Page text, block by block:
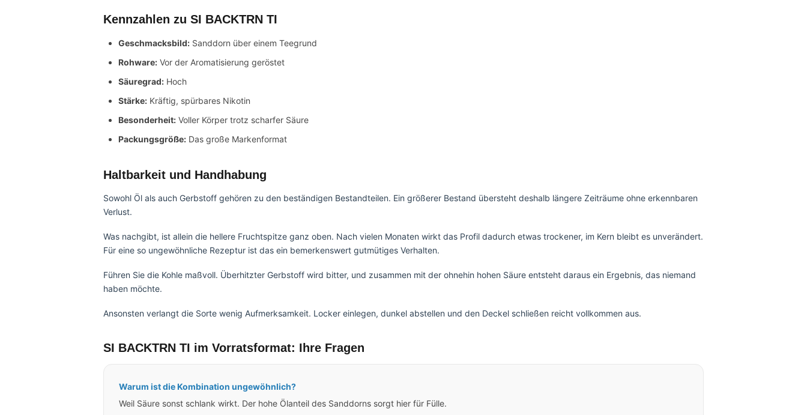
Kennzahlen zu SI BACKTRN TI
Geschmacksbild: Sanddorn über einem Teegrund
Rohware: Vor der Aromatisierung geröstet
Säuregrad: Hoch
Stärke: Kräftig, spürbares Nikotin
Besonderheit: Voller Körper trotz scharfer Säure
Packungsgröße: Das große Markenformat
Haltbarkeit und Handhabung
Sowohl Öl als auch Gerbstoff gehören zu den beständigen Bestandteilen. Ein größerer Bestand übersteht deshalb längere Zeiträume ohne erkennbaren
Verlust.
Was nachgibt, ist allein die hellere Fruchtspitze ganz oben. Nach vielen Monaten wirkt das Profil dadurch etwas trockener, im Kern bleibt es unverändert.
Für eine so ungewöhnliche Rezeptur ist das ein bemerkenswert gutmütiges Verhalten.
Führen Sie die Kohle maßvoll. Überhitzter Gerbstoff wird bitter, und zusammen mit der ohnehin hohen Säure entsteht daraus ein Ergebnis, das niemand
haben möchte.
Ansonsten verlangt die Sorte wenig Aufmerksamkeit. Locker einlegen, dunkel abstellen und den Deckel schließen reicht vollkommen aus.
SI BACKTRN TI im Vorratsformat: Ihre Fragen
Warum ist die Kombination ungewöhnlich?
Weil Säure sonst schlank wirkt. Der hohe Ölanteil des Sanddorns sorgt hier für Fülle.